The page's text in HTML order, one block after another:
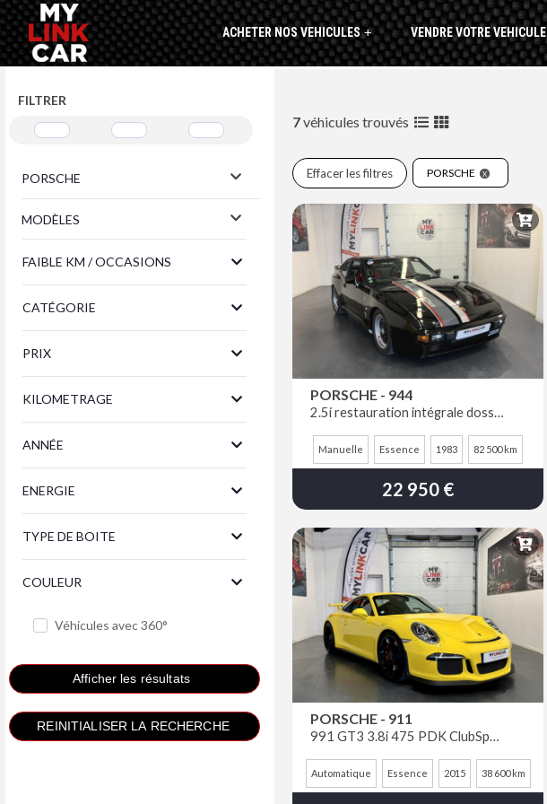
+
ACHETER NOS VEHICULES VENDRE VOTRE VEHICULE
FILTRER
PORSCHE
MODÈLES
FAIBLE KM / OCCASIONS
CATÉGORIE
PRIX
KILOMETRAGE
ANNÉE
ENERGIE
TYPE DE BOITE
COULEUR
Véhicules avec 360°
7véhicules trouvés
PORSCHE
Effacer les filtres
PORSCHE - 944
2.5i restauration intégrale dossier sur demande
Manuelle Essence 1983 82 500 km
22 950 €
PORSCHE - 911
991 GT3 3.8i 475 PDK ClubSport + LIFT
Automatique Essence 2015 38 600 km